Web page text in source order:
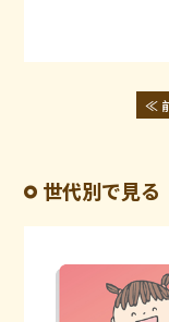
≪
世代別で見る